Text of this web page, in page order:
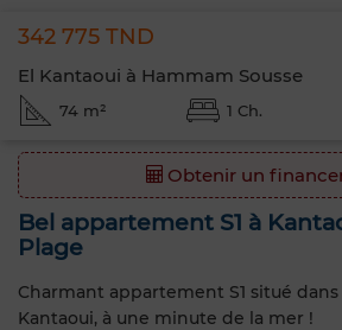
342 775 TND
El Kantaoui à Hammam Sousse
74 m² 1 Ch.
Obtenir un
Bel appartement S1 à
Plage
Charmant appartement S1 situé
Kantaoui, à une minute de la mer !